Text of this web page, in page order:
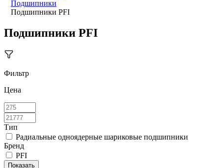
Подшипники
Подшипники PFI
Подшипники PFI
Фильтр
Цена
Тип
Радиальные одноядерные шариковые подшипники
Бренд
PFI